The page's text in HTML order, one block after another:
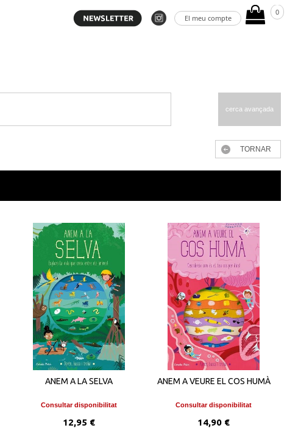
El meu compte
0
cerca avançada
TORNAR
ANEM A LA SELVA
Consultar disponibilitat
12,95 €
ANEM A VEURE EL COS HUMÀ
Consultar disponibilitat
14,90 €